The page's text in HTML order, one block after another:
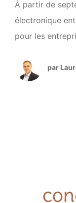
À partir de
électronique
pour les
d’anticiper ses
pratiques du
atelier
par